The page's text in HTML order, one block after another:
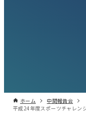
ホーム
中間報告会
平成24年度スポーツチャレン